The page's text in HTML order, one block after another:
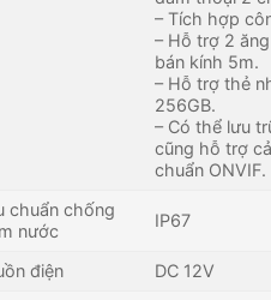
– Tích hợp
– Hỗ trợ 2
bán kính 5m.
– Hỗ trợ thẻ
256GB.
– Có thể lưu
cũng hỗ trợ
chuẩn ONVIF.
chuẩn chống
nước
IP67
điện DC 12V